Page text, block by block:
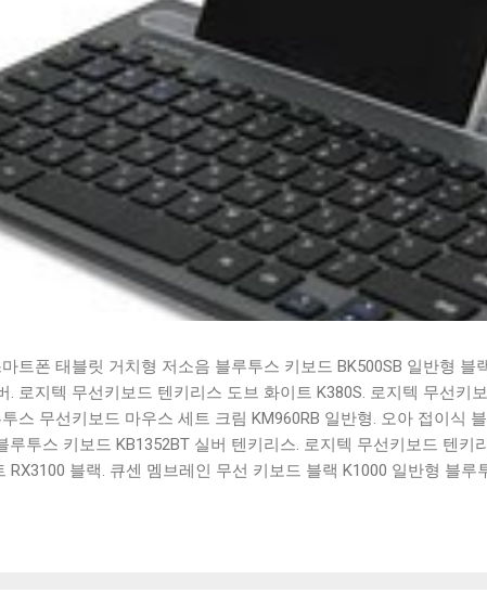
트폰 태블릿 거치형 저소음 블루투스 키보드 BK500SB 일반형 블
. 로지텍 무선키보드 텐키리스 도브 화이트 K380S. 로지텍 무선키
스 무선키보드 마우스 세트 크림 KM960RB 일반형. 오아 접이식
루투스 키보드 KB1352BT 실버 텐키리스. 로지텍 무선키보드 텐키
RX3100 블랙. 큐센 멤브레인 무선 키보드 블랙 K1000 일반형 블
종류도 많고, 가격도 다양해서 결정이 많이 어려우시죠? 특히 블